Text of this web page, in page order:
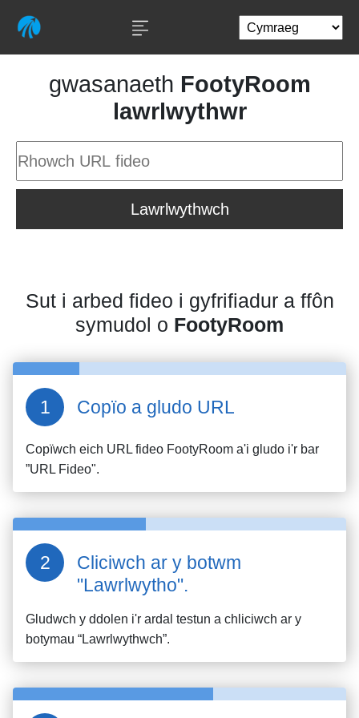
gwasanaeth FootyRoom
lawrlwythwr
Lawrlwythwch
Sut i arbed fideo i gyfrifiadur a ffôn
symudol o FootyRoom
Copïo a gludo URL
Copïwch eich URL fideo FootyRoom a'i gludo i'r bar
”URL Fideo".
Cliciwch ar y botwm
"Lawrlwytho".
Gludwch y ddolen i'r ardal testun a chliciwch ar y
botymau “Lawrlwythwch”.